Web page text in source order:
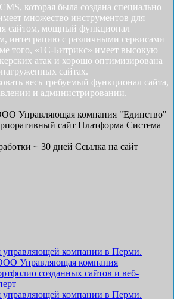
которая была создана специально
множество инструментов для
сайтом, мощный функционал
интеграцию с различными сервисами
того, «1С-Битрикс» имеет высокую
атак и хорошо оптимизирована
сайтах.
весь требуемый функционал сайта,
и администрировании.
Управляющая компания "Единство"
сайт Платформа Система
~ 30 дней Ссылка на сайт